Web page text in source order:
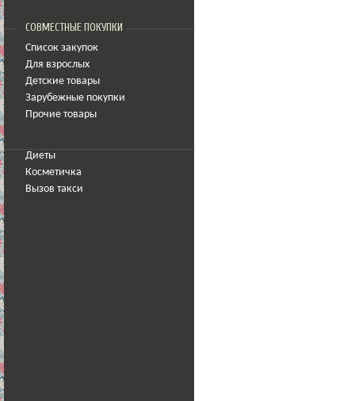
СОВМЕСТНЫЕ ПОКУПКИ
Список закупок
Для взрослых
Детские товары
Зарубежные покупки
Прочие товары
Диеты
Косметичка
Вызов такси